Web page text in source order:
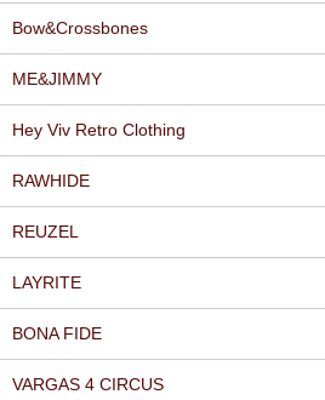
Bow&Crossbones
ME&JIMMY
Hey Viv Retro Clothing
RAWHIDE
REUZEL
LAYRITE
BONA FIDE
VARGAS 4 CIRCUS